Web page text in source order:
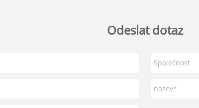
Odeslat dotaz